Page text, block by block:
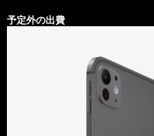
予定外の出費